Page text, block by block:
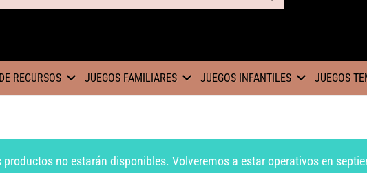
RECURSOS JUEGOS FAMILIARES JUEGOS INFANTILES JUEGOS
no estarán disponibles. Volveremos a estar operativos en